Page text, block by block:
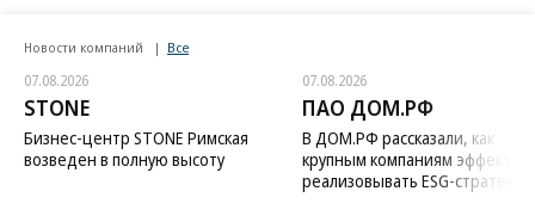
Новости компаний Все
07.08.2026
STONE
Бизнес-центр STONE Римская
возведен в полную высоту
07.08.2026
ПАО ДОМ.РФ
В ДОМ.РФ рассказали, как
крупным компаниям
реализовывать ESG-стратегию